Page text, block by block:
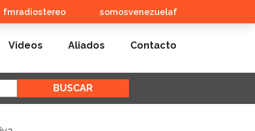
fmradiostereo somosvenezuelaf
Videos Aliados Contacto